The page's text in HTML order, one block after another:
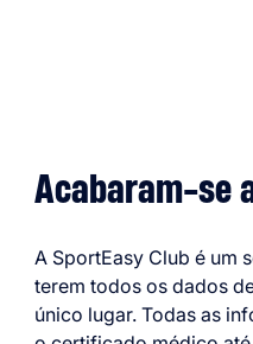
Acabaram-se
A SportEasy Club é um
terem todos os dados
único lugar. Todas as